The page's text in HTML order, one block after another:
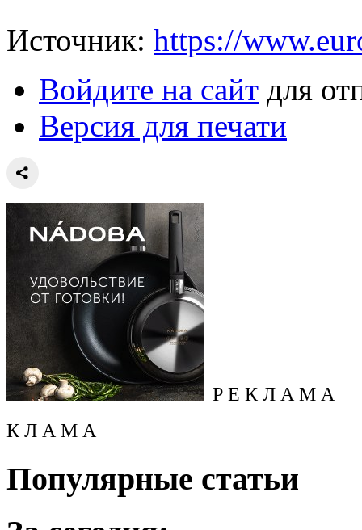
Источник: https://
Войдите на сайт для
Версия для печати
Р Е К Л А М А
К Л А М А
Популярные статьи